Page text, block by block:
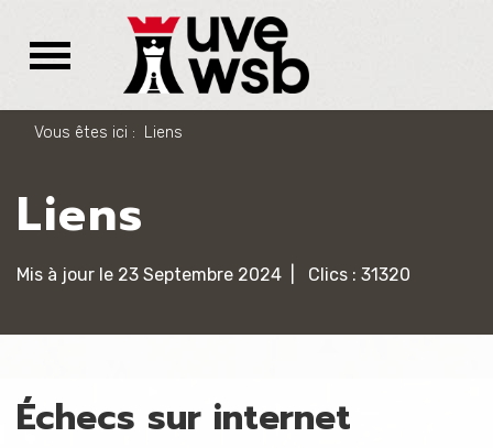
Vous êtes ici : Liens
Liens
Mis à jour le 23 Septembre 2024 Clics : 31320
Échecs sur internet